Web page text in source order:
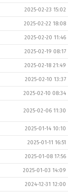
2025-02-23 15:02
2025-02-22 18:08
2025-02-20 11:46
2025-02-19 08:17
2025-02-18 21:49
2025-02-10 13:37
2025-02-10 08:34
2025-02-06 11:30
2025-01-14 10:10
2025-01-11 16:51
2025-01-08 17:56
2025-01-03 14:09
2024-12-31 12:00